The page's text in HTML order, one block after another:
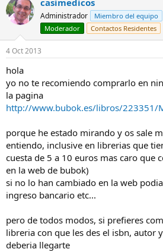
casimedicos
Administrador Miembro del equipo
Moderador
Contactos Residentes
4 Oct 2013
hola
yo no te recomiendo comprarlo en
la pagina
http://www.bubok.es/libros/223351/
porque he estado mirando y os sale
entiendo, inclusive en librerias que
cuesta de 5 a 10 euros mas caro que
en la web de bubok)
si no lo han cambiado en la web
ingreso bancario etc...
pero de todos modos, si prefieres
libreria con que les des el isbn, autor
deberia llegarte